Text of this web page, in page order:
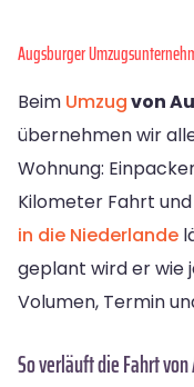
Augsburger
Beim Umzugvon
übernehmen wir
Wohnung:
Kilometer Fahrt
in die Niederlande
geplant wird er wie
Volumen, Termin
So verläuft die Fahrt